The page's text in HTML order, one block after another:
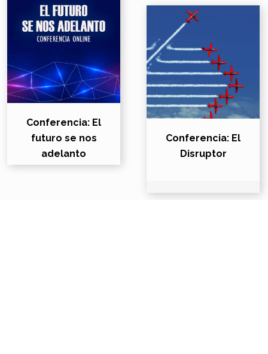
Conferencia: El
futuro se nos
adelanto
Conferencia: El
Disruptor